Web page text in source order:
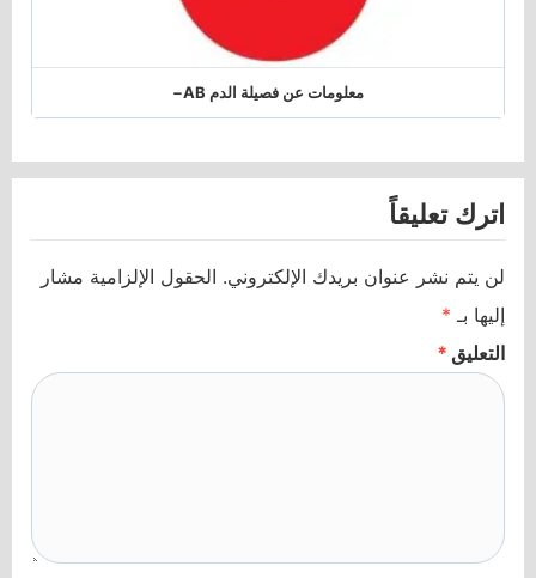
معلومات عن فصيلة الدم AB−
اترك تعليقاً
لن يتم نشر عنوان بريدك الإلكتروني. الحقول الإلزامية مشار
إليها بـ *
التعليق *